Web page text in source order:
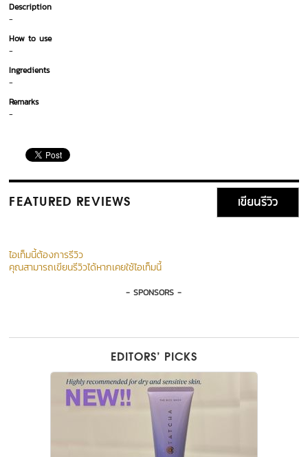
Description
-
How to use
-
Ingredients
-
Remarks
-
FEATURED REVIEWS เขียนรีวิว
ไอเท็มนี้ต้องการรีวิว
คุณสามารถเขียนรีวิวได้หากเคยใช้ไอเท็มนี้
- SPONSORS -
EDITORS’ PICKS